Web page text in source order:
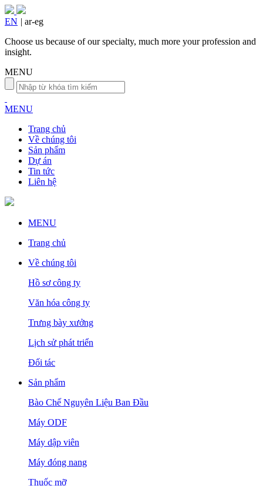
EN | ar-eg
Choose us because of our specialty, much more your profession and
insight.
MENU
MENU
Trang chủ
Về chúng tôi
Sản phẩm
Dự án
Tin tức
Liên hệ
MENU
Trang chủ
Về chúng tôi
Hồ sơ công ty
Văn hóa công ty
Trưng bày xưởng
Lịch sử phát triển
Đối tác
Sản phẩm
Bào Chế Nguyên Liệu Ban Đầu
Máy ODF
Máy dập viên
Máy đóng nang
Thuốc mỡ